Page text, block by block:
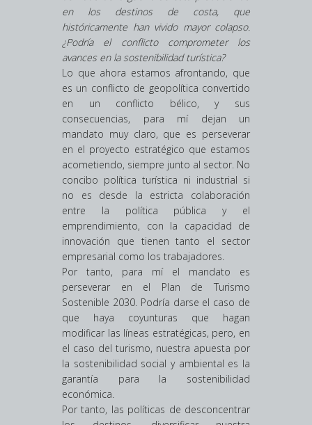
en los destinos de costa, que
históricamente han vivido mayor colapso.
¿Podría el conflicto comprometer los
avances en la sostenibilidad turística?
Lo que ahora estamos afrontando, que
es un conflicto de geopolítica convertido
en un conflicto bélico, y sus
consecuencias, para mí dejan un
mandato muy claro, que es perseverar
en el proyecto estratégico que estamos
acometiendo, siempre junto al sector. No
concibo política turística ni industrial si
no es desde la estricta colaboración
entre la política pública y el
emprendimiento, con la capacidad de
innovación que tienen tanto el sector
empresarial como los trabajadores.
Por tanto, para mí el mandato es
perseverar en el Plan de Turismo
Sostenible 2030. Podría darse el caso de
que haya coyunturas que hagan
modificar las líneas estratégicas, pero, en
el caso del turismo, nuestra apuesta por
la sostenibilidad social y ambiental es la
garantía para la sostenibilidad
económica.
Por tanto, las políticas de desconcentrar